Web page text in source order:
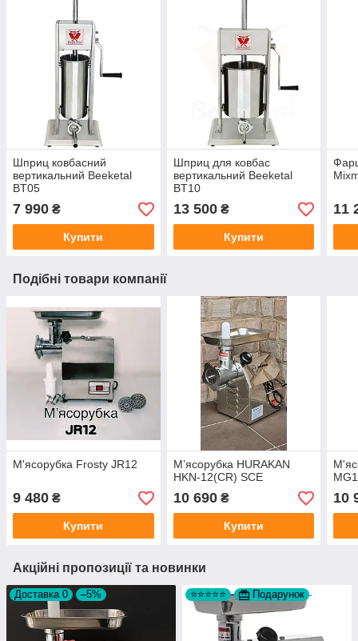
Шприц ковбасний
вертикальний Beeketal
BT05
7 990 ₴
Купити
Шприц для ковбас
вертикальний Beeketal
BT10
13 500₴
Купити
11
Подібні товари компанії
М'ясорубка Frosty JR12
9 480 ₴
Купити
М’ясорубка HURAKAN
HKN-12(CR) SCE
10 690₴
Купити
10
Акційні пропозиції та новинки
Доставка 0 –5% ⭐⭐⭐⭐⭐ Подарунок